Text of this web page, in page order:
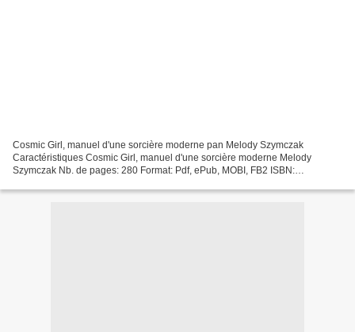
Cosmic Girl, manuel d'une sorcière moderne pan Melody Szymczak
Caractéristiques Cosmic Girl, manuel d'une sorcière moderne Melody
Szymczak Nb. de pages: 280 Format: Pdf, ePub, MOBI, FB2 ISBN: